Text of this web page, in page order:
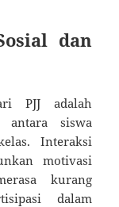
dan
PJJ adalah
antara siswa
Interaksi
motivasi
kurang
dalam